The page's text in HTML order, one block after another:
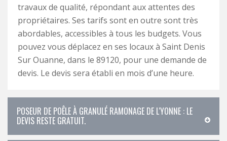
travaux de qualité, répondant aux attentes des
propriétaires. Ses tarifs sont en outre sont très
abordables, accessibles à tous les budgets. Vous
pouvez vous déplacez en ses locaux à Saint Denis
Sur Ouanne, dans le 89120, pour une demande de
devis. Le devis sera établi en mois d’une heure.
POSEUR DE POÊLE À GRANULÉ RAMONAGE DE L'YONNE : LE
DEVIS RESTE GRATUIT.